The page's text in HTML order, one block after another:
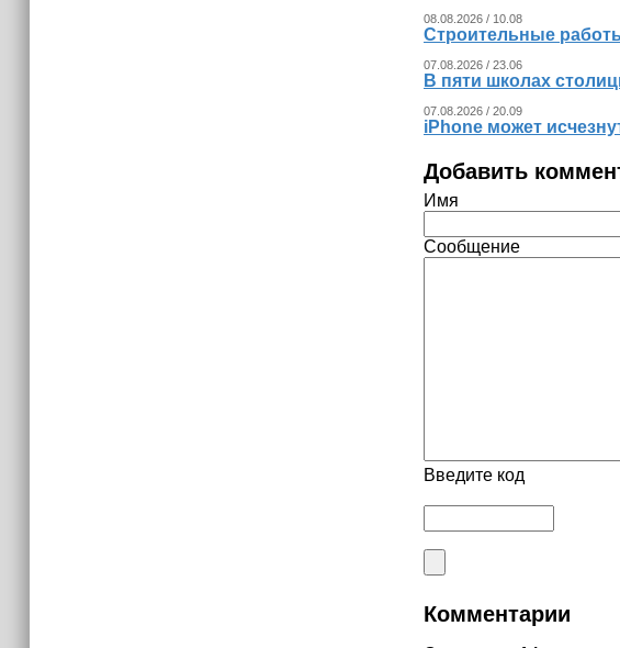
08.08.2026 / 10.08
Строительные
07.08.2026 / 23.06
В пяти школах
07.08.2026 / 20.09
iPhone может
Добавить
Имя
Сообщение
Введите код
Комментарии